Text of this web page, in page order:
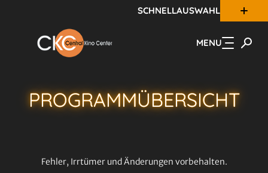
SCHNELLAUSWAHL
MENU
PROGRAMM­ÜBERSICHT
Fehler, Irrtümer und Änderungen vorbehalten.